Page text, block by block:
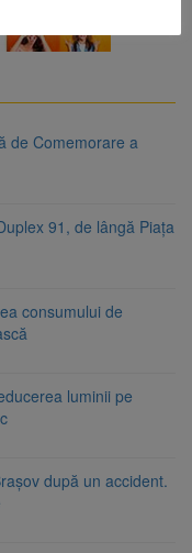
de Comemorare a
91, de lângă Piața
consumului de
luminii pe
după un accident.